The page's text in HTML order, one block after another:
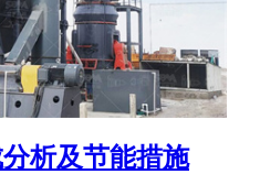
析及节能措施